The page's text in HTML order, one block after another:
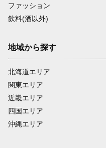
ファッション
飲料(酒以外)
地域から探す
北海道エリア
関東エリア
近畿エリア
四国エリア
沖縄エリア